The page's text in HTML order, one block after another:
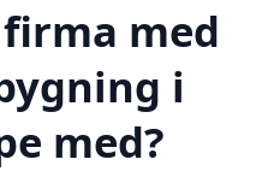
med
i
med?